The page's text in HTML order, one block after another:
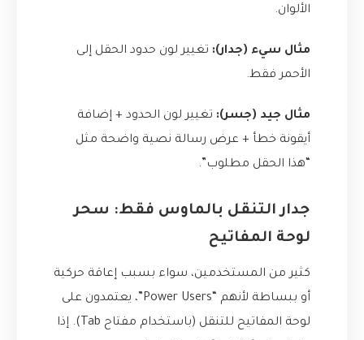
الألوان.
مثال سيء (جدار): تغيير لون حدود الحقل إلى
الأحمر فقط.
مثال جيد (جسر): تغيير لون الحدود + إضافة
أيقونة خطأ + عرض رسالة نصية واضحة مثل
“هذا الحقل مطلوب”.
جدار التنقل بالماوس فقط: سحر
لوحة المفاتيح
كثير من المستخدمين، سواء بسبب إعاقة حركية
أو ببساطة لأنهم “Power Users”، يعتمدون على
لوحة المفاتيح للتنقل (باستخدام مفتاح Tab). إذا